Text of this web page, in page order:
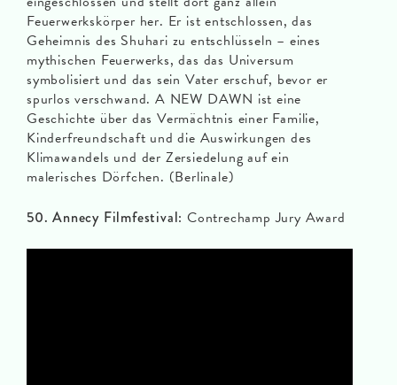
Feuerwerkskörper her. Er ist entschlossen, das
Geheimnis des Shuhari zu entschlüsseln – eines
mythischen Feuerwerks, das das Universum
symbolisiert und das sein Vater erschuf, bevor er
spurlos verschwand. A NEW DAWN ist eine
Geschichte über das Vermächtnis einer Familie,
Kinderfreundschaft und die Auswirkungen des
Klimawandels und der Zersiedelung auf ein
malerisches Dörfchen. (Berlinale)
50. Annecy Filmfestival: Contrechamp Jury Award